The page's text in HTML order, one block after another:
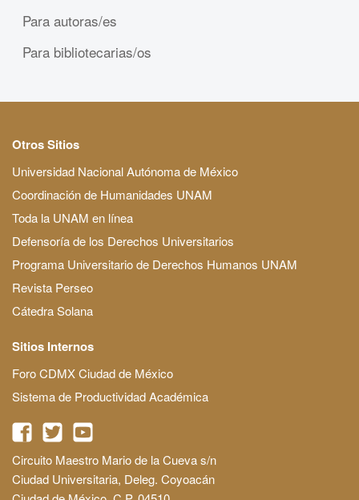
Para autoras/es
Para bibliotecarias/os
Otros Sitios
Universidad Nacional Autónoma de México
Coordinación de Humanidades UNAM
Toda la UNAM en línea
Defensoría de los Derechos Universitarios
Programa Universitario de Derechos Humanos UNAM
Revista Perseo
Cátedra Solana
Sitios Internos
Foro CDMX Ciudad de México
Sistema de Productividad Académica
Circuito Maestro Mario de la Cueva s/n
Ciudad Universitaria, Deleg. Coyoacán